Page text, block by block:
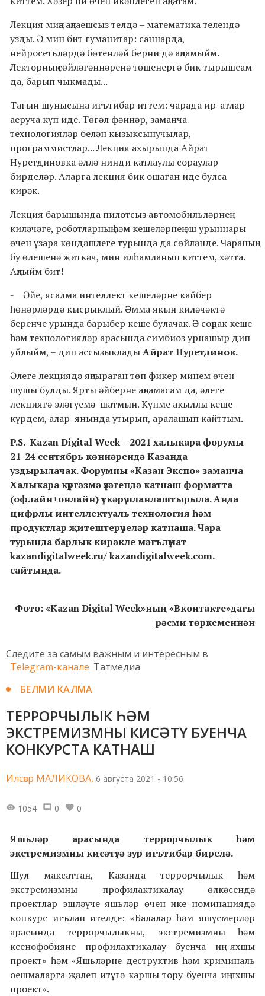
Лекция миңа аңлаешсыз телдә – математика телендә
узды. Ә мин бит гуманитар: саннарда,
нейросетьләрдә бөтенләй берни дә аңламыйм.
Лекторның сөйләгәннәренә төшенергә бик тырышсам
да, барып чыкмады...
Тагын шунысына игътибар иттем: чарада ир-атлар
аеруча күп иде. Төгәл фәннәр, заманча
технологияләр белән кызыксынучылар,
программистлар... Лекция ахырында Айрат
Нуретдиновка әллә нинди катлаулы сораулар
бирделәр. Аларга лекция бик ошаган иде булса
кирәк.
Лекция барышында пилотсыз автомобильләрнең
киләчәге, роботларның һәм кешеләрнең эш урыннары
өчен үзара көндәшлеге турында да сөйләнде. Чараның
бу өлешенә җиткәч, мин илһамланып киттем, хәтта.
Аңлыйм бит!
- Әйе, ясалма интеллект кешеләрне кайбер
һөнәрләрдә кысрыклый. Әмма якын киләчәктә
беренче урында барыбер кеше булачак. Ә соңрак кеше
һәм технологияләр арасында симбиоз урнашыр дип
уйлыйм, – дип ассызыкладыАйрат Нуретдинов.
Әлеге лекциядә яңгыраган төп фикер минем өчен
шушы булды. Ярты әйберне аңламасам да, әлеге
лекциягә эләгүемә шатмын. Күпме акыллы кеше
күрдем, алар янында утырып, аралашып кайттым.
P.S. Kazan Digital Week – 2021 халыкара форумы
21-24 сентябрь көннәрендә Казанда
уздырылачак. Форумны «Казан Экспо» заманча
Халыкара күргәзмә үзәгендә катнаш форматта
(офлайн+онлайн) үткәрү планлаштырыла. Анда
цифрлы интеллектуаль технология һәм
продуктлар җитештерүчеләр катнаша. Чара
турында барлык кирәкле мәгълүмат
kazandigitalweek.ru/ kazandigitalweek.com.
сайтында.
Фото: «Kazan Digital Week»ның «Вконтакте»дагы
рәсми төркеменнән
Следите за самым важным и интересным в
Telegram-канале Татмедиа
БЕЛМИ КАЛМА
ТЕРРОРЧЫЛЫК ҺӘМ
ЭКСТРЕМИЗМНЫ КИСӘТҮ БУЕНЧА
КОНКУРСТА КАТНАШ
Илсөяр МАЛИКОВА, 6 августа 2021 - 10:56
1054 0 0
Яшьләр арасында террорчылык һәм
экстремизмны кисәтүгә зур игътибар бирелә.
Шул максаттан, Казанда террорчылык һәм
экстремизмны профилактикалау өлкәсендә
проектлар эшләүче яшьләр өчен ике номинациядә
конкурс игълан ителде: «Балалар һәм яшүсмерләр
арасында террорчылыкны, экстремизмны һәм
ксенофобияне профилактикалау буенча иң яхшы
проект» һәм «Яшьләрне деструктив һәм криминаль
оешмаларга җәлеп итүгә каршы тору буенча иң яхшы
проект».